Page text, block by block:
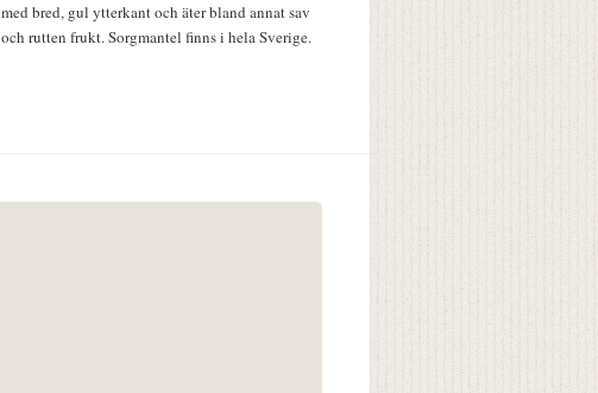
med bred, gul ytterkant och äter bland annat sav
och rutten frukt. Sorgmantel finns i hela Sverige.